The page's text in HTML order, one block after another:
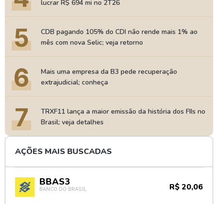
lucrar R$ 694 mi no 2T26
5
CDB pagando 105% do CDI não rende mais 1% ao
mês com nova Selic; veja retorno
6
Mais uma empresa da B3 pede recuperação
extrajudicial; conheça
7
TRXF11 lança a maior emissão da história dos FIIs no
Brasil; veja detalhes
AÇÕES MAIS BUSCADAS
BBAS3
BANCO DO BRASIL R$ 20,06